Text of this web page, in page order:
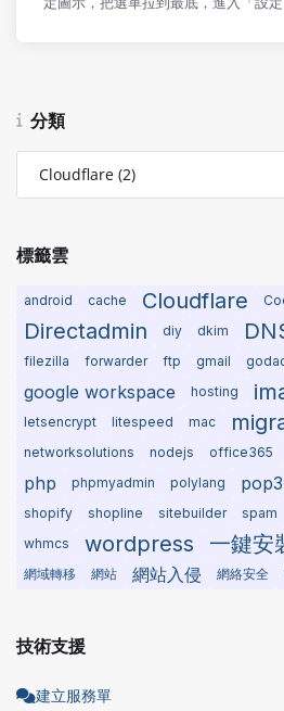
分類
標籤雲
android cache Cloudflare
Directadmin diy dkim
filezilla forwarder ftp gmail
google workspace hosting
letsencrypt
litespeed mac
networksolutions
nodejs office365
php phpmyadmin polylang pop3
shopify
shopline sitebuilder spam
whmcs
wordpress 一鍵安
網域轉移
網站 網站入侵 網絡安全
技術支援
建立服務單